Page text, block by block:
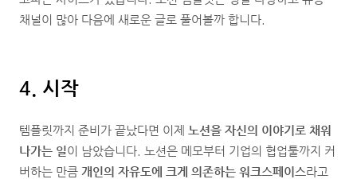
채널이 많아 다음에 새로운 글로 풀어볼까 합니다.
4. 시작
템플릿까지 준비가 끝났다면 이제
노션을 자신의 이야기로 채워
나가는 일이 남았습니다. 노션은 메모부터 기업의 협업툴까지 커
버하는 만큼 개인의 자유도에 크게 의존하는 워크스페이스라고